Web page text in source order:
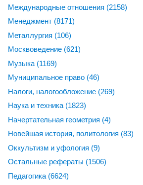
Международные отношения (2158)
Менеджмент (8171)
Металлургия (106)
Москвоведение (621)
Музыка (1169)
Муниципальное право (46)
Налоги, налогообложение (269)
Наука и техника (1823)
Начертательная геометрия (4)
Новейшая история, политология (83)
Оккультизм и уфология (9)
Остальные рефераты (1506)
Педагогика (6624)